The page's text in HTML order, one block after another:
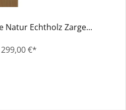
Natur Echtholz Zarge...
€*